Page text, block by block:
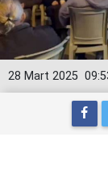
28 Mart 2025